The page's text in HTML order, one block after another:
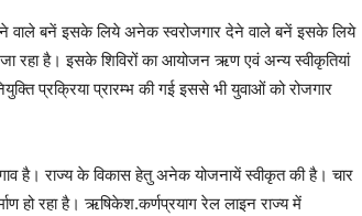
वाले बनें इसके लिये अनेक स्वरोजगार देने वाले बनें इसके लिये
रहा है। इसके शिविरों का आयोजन ऋण एवं अन्य स्वीकृतियां
प्रक्रिया प्रारम्भ की गई इससे भी युवाओं को रोजगार
है। राज्य के विकास हेतु अनेक योजनायें स्वीकृत की है। चार
हो रहा है। ऋषिकेश.कर्णप्रयाग रेल लाइन राज्य में